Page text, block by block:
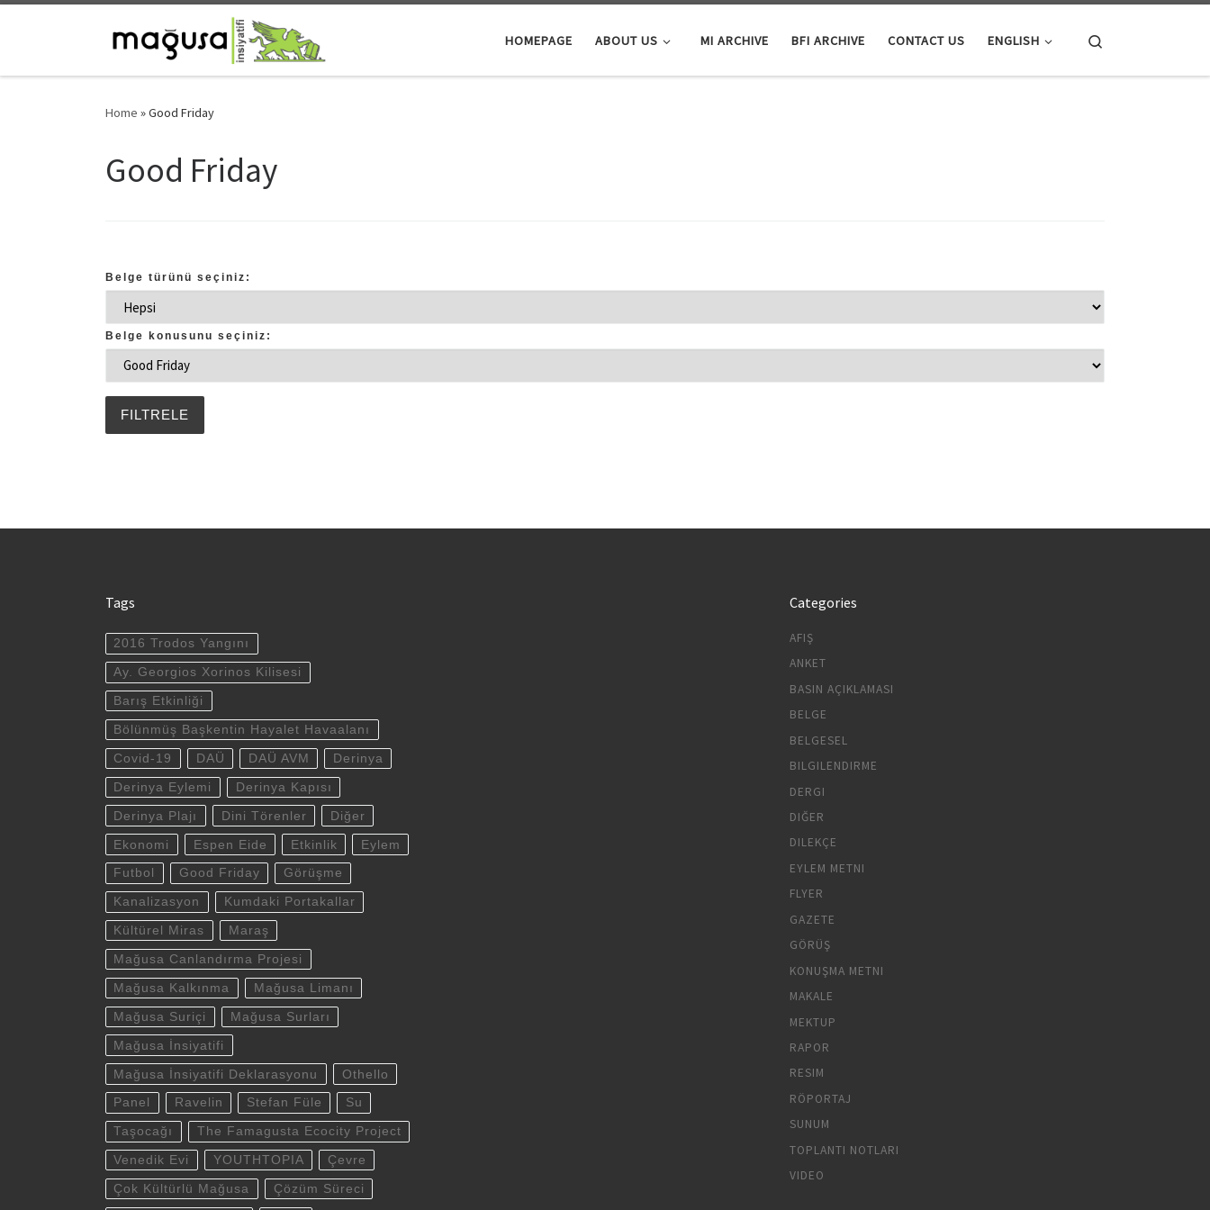
HOMEPAGE ABOUT US MI ARCHIVE BFI ARCHIVE CONTACT US ENGLISH
Home »Good Friday
Good Friday
Belge türünü seçiniz:
Belge konusunu seçiniz:
Tags
2016 Trodos Yangını
Ay. Georgios Xorinos Kilisesi
Barış Etkinliği
Bölünmüş Başkentin Hayalet Havaalanı
Covid-19 DAÜ DAÜ AVM Derinya
Derinya Eylemi Derinya Kapısı
Derinya Plajı Dini Törenler Diğer
Ekonomi Espen Eide Etkinlik Eylem
Futbol Good Friday Görüşme
Kanalizasyon Kumdaki Portakallar
Kültürel Miras Maraş
Mağusa Canlandırma Projesi
Mağusa Kalkınma Mağusa Limanı
Mağusa Suriçi Mağusa Surları
Mağusa İnsiyatifi
Mağusa İnsiyatifi Deklarasyonu Othello
Panel Ravelin Stefan Füle Su
Taşocağı The Famagusta Ecocity Project
Venedik Evi YOUTHTOPIA Çevre
Çok Kültürlü Mağusa Çözüm Süreci
Categories
AFIŞ
ANKET
BASIN AÇIKLAMASI
BELGE
BELGESEL
BILGILENDIRME
DERGI
DIĞER
DILEKÇE
EYLEM METNI
FLYER
GAZETE
GÖRÜŞ
KONUŞMA METNI
MAKALE
MEKTUP
RAPOR
RESIM
RÖPORTAJ
SUNUM
TOPLANTI NOTLARI
VIDEO